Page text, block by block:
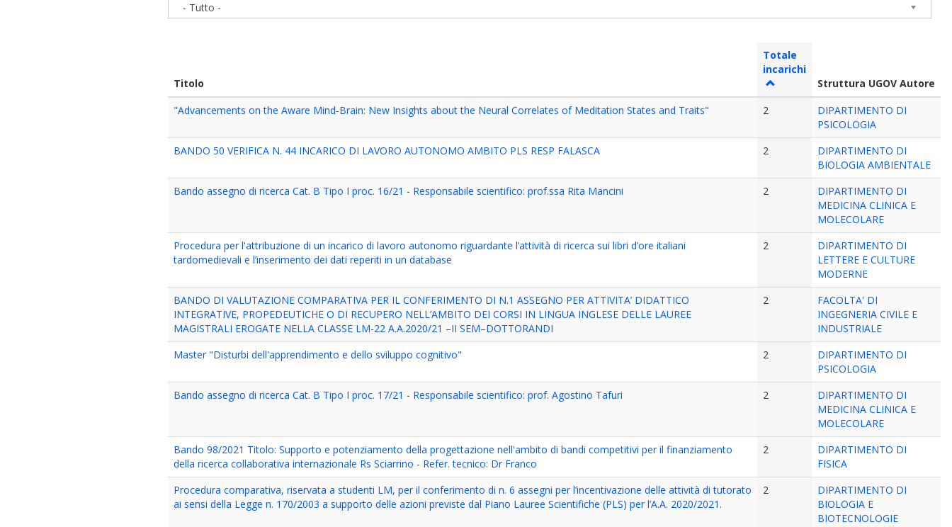
- Tutto -
Titolo
Totale
incarichi
Struttura UGOV Autore
"Advancements on the Aware Mind-Brain: New Insights about the Neural Correlates of Meditation States and Traits"
2
DIPARTIMENTO DI
PSICOLOGIA
BANDO 50 VERIFICA N. 44 INCARICO DI LAVORO AUTONOMO AMBITO PLS RESP FALASCA
2
DIPARTIMENTO DI
BIOLOGIA AMBIENTALE
Bando assegno di ricerca Cat. B Tipo I proc. 16/21 - Responsabile scientifico: prof.ssa Rita Mancini
2
DIPARTIMENTO DI
MEDICINA CLINICA E
MOLECOLARE
Procedura per l'attribuzione di un incarico di lavoro autonomo riguardante l’attività di ricerca sui libri d’ore italiani
tardomedievali e l’inserimento dei dati reperiti in un database
2
DIPARTIMENTO DI
LETTERE E CULTURE
MODERNE
BANDO DI VALUTAZIONE COMPARATIVA PER IL CONFERIMENTO DI N.1 ASSEGNO PER ATTIVITA’ DIDATTICO
INTEGRATIVE, PROPEDEUTICHE O DI RECUPERO NELL’AMBITO DEI CORSI IN LINGUA INGLESE DELLE LAUREE
MAGISTRALI EROGATE NELLA CLASSE LM-22 A.A.2020/21 –II SEM–DOTTORANDI
2
FACOLTA' DI
INGEGNERIA CIVILE E
INDUSTRIALE
Master "Disturbi dell'apprendimento e dello sviluppo cognitivo"
2
DIPARTIMENTO DI
PSICOLOGIA
Bando assegno di ricerca Cat. B Tipo I proc. 17/21 - Responsabile scientifico: prof. Agostino Tafuri
2
DIPARTIMENTO DI
MEDICINA CLINICA E
MOLECOLARE
Bando 98/2021 Titolo: Supporto e potenziamento della progettazione nell'ambito di bandi competitivi per il finanziamento
della ricerca collaborativa internazionale Rs Sciarrino - Refer. tecnico: Dr Franco
2
DIPARTIMENTO DI
FISICA
Procedura comparativa, riservata a studenti LM, per il conferimento di n. 6 assegni per l’incentivazione delle attività di tutorato
ai sensi della Legge n. 170/2003 a supporto delle azioni previste dal Piano Lauree Scientifiche (PLS) per l’A.A. 2020/2021.
2
DIPARTIMENTO DI
BIOLOGIA E
BIOTECNOLOGIE